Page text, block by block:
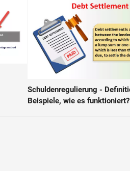
Schuldenregulierung -
Beispiele, wie es funktioniert?